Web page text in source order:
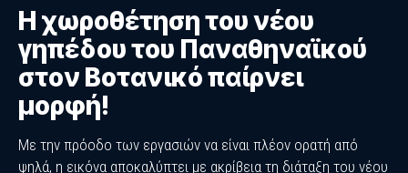
Η χωροθέτηση του νέου
γηπέδου του Παναθηναϊκού
στον Βοτανικό παίρνει
μορφή!
Με την πρόοδο των εργασιών να είναι πλέον ορατή από
ψηλά, η εικόνα αποκαλύπτει με ακρίβεια τη διάταξη του νέου